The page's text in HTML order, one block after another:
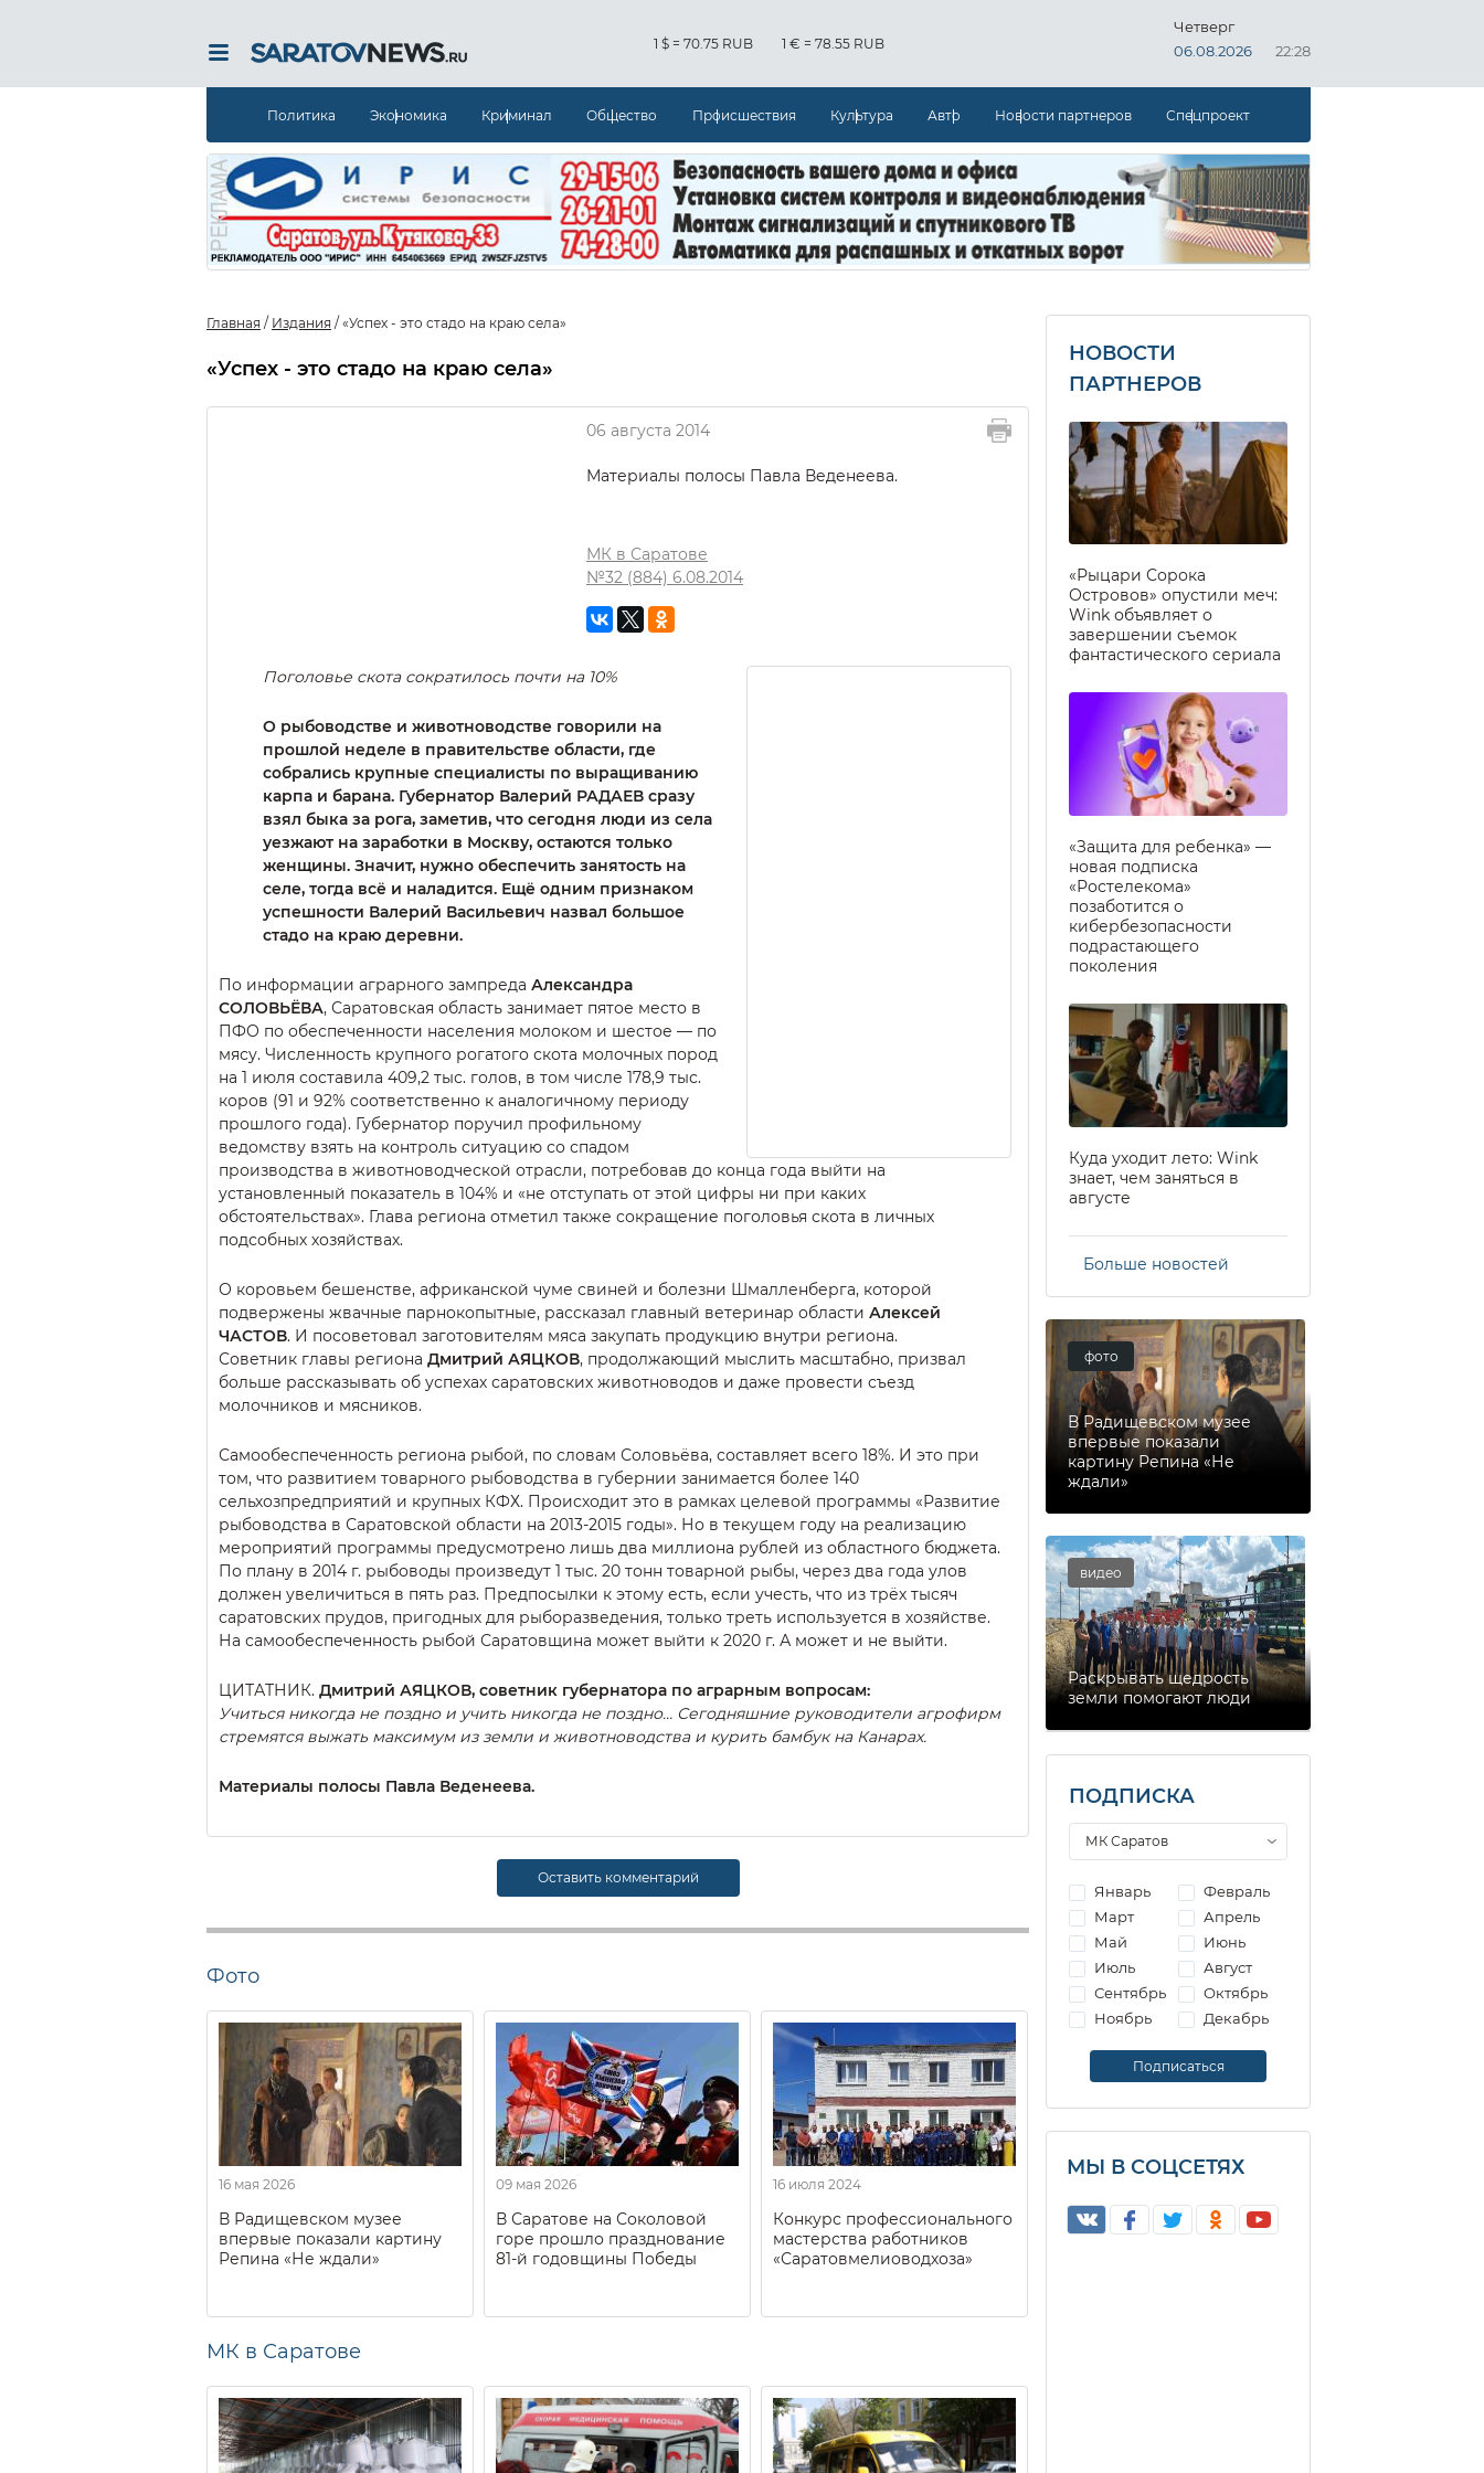
1 $ = 70.75 RUB 1 € = 78.55 RUB
Четверг
06.08.2026
22:28
Политика Экономика Криминал Общество Происшествия Культура Авто Новости партнеров Спецпроект
Главная / Издания / «Успех - это стадо на краю села»
«Успех - это стадо на краю села»
06 августа 2014
Материалы полосы Павла Веденеева.
МК в Саратове
№32 (884) 6.08.2014
Поголовье скота сократилось почти на 10%
О рыбоводстве и животноводстве говорили на
прошлой неделе в правительстве области, где
собрались крупные специалисты по выращиванию
карпа и барана. Губернатор Валерий РАДАЕВ сразу
взял быка за рога, заметив, что сегодня люди из села
уезжают на заработки в Москву, остаются только
женщины. Значит, нужно обеспечить занятость на
селе, тогда всё и наладится. Ещё одним признаком
успешности Валерий Васильевич назвал большое
стадо на краю деревни.
По информации аграрного зампреда Александра
СОЛОВЬЁВА, Саратовская область занимает пятое место в
ПФО по обеспеченности населения молоком и шестое — по
мясу. Численность крупного рогатого скота молочных пород
на 1 июля составила 409,2 тыс. голов, в том числе 178,9 тыс.
коров (91 и 92% соответственно к аналогичному периоду
прошлого года). Губернатор поручил профильному
ведомству взять на контроль ситуацию со спадом
производства в животноводческой отрасли, потребовав до конца года выйти на
установленный показатель в 104% и «не отступать от этой цифры ни при каких
обстоятельствах». Глава региона отметил также сокращение поголовья скота в личных
подсобных хозяйствах.
О коровьем бешенстве, африканской чуме свиней и болезни Шмалленберга, которой
подвержены жвачные парнокопытные, рассказал главный ветеринар области Алексей
ЧАСТОВ. И посоветовал заготовителям мяса закупать продукцию внутри региона.
Советник главы региона Дмитрий АЯЦКОВ, продолжающий мыслить масштабно, призвал
больше рассказывать об успехах саратовских животноводов и даже провести съезд
молочников и мясников.
Самообеспеченность региона рыбой, по словам Соловьёва, составляет всего 18%. И это при
том, что развитием товарного рыбоводства в губернии занимается более 140
сельхозпредприятий и крупных КФХ. Происходит это в рамках целевой программы «Развитие
рыбоводства в Саратовской области на 2013-2015 годы». Но в текущем году на реализацию
мероприятий программы предусмотрено лишь два миллиона рублей из областного бюджета.
По плану в 2014 г. рыбоводы произведут 1 тыс. 20 тонн товарной рыбы, через два года улов
должен увеличиться в пять раз. Предпосылки к этому есть, если учесть, что из трёх тысяч
саратовских прудов, пригодных для рыборазведения, только треть используется в хозяйстве.
На самообеспеченность рыбой Саратовщина может выйти к 2020 г. А может и не выйти.
ЦИТАТНИК. Дмитрий АЯЦКОВ, советник губернатора по аграрным вопросам:
Учиться никогда не поздно и учить никогда не поздно… Сегодняшние руководители агрофирм
стремятся выжать максимум из земли и животноводства и курить бамбук на Канарах.
Материалы полосы Павла Веденеева.
Оставить комментарий
Фото
16 мая 2026
В Радищевском музее
впервые показали картину
Репина «Не ждали»
09 мая 2026
В Саратове на Соколовой
горе прошло празднование
81-й годовщины Победы
16 июля 2024
Конкурс профессионального
мастерства работников
«Саратовмелиоводхоза»
МК в Саратове
НОВОСТИ
ПАРТНЕРОВ
«Рыцари Сорока
Островов» опустили меч:
Wink объявляет о
завершении съемок
фантастического сериала
«Защита для ребенка» —
новая подписка
«Ростелекома»
позаботится о
кибербезопасности
подрастающего
поколения
Куда уходит лето: Wink
знает, чем заняться в
августе
Больше новостей
фото
В Радищевском музее
впервые показали
картину Репина «Не
ждали»
видео
Раскрывать щедрость
земли помогают люди
ПОДПИСКА
Январь
Февраль
Март
Апрель
Май
Июнь
Июль
Август
Сентябрь
Октябрь
Ноябрь
Декабрь
МЫ В СОЦСЕТЯХ